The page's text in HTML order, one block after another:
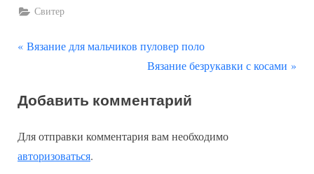
Свитер
Навигация
записям
П
д
д
у
Вязание для мальчиков пуловер поло
С
е
у
Вязание безрукавки с косами
Добавить комментарий
Для отправки комментария вам необходимо
авторизоваться.